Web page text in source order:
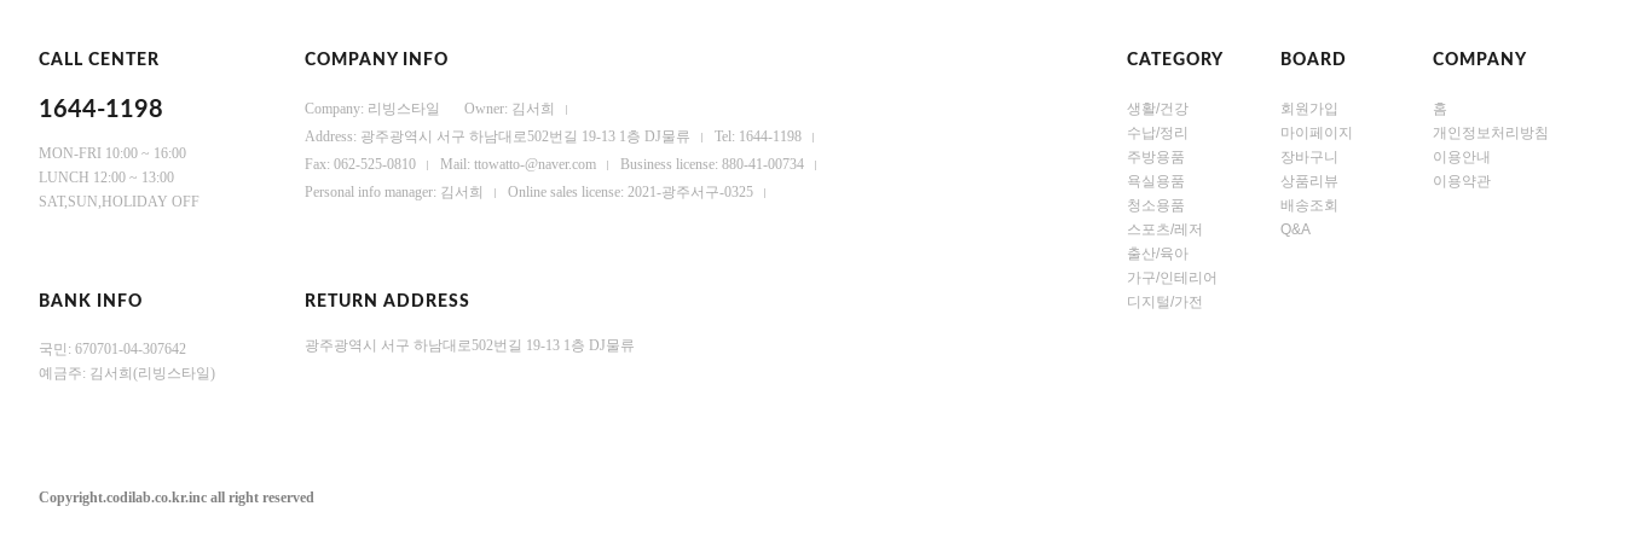
CALL CENTER
1644-1198
MON-FRI 10:00 ~ 16:00
LUNCH 12:00 ~ 13:00
SAT,SUN,HOLIDAY OFF
BANK INFO
국민: 670701-04-307642
예금주: 김서희(리빙스타일)
COMPANY INFO
Company: 리빙스타일
Owner: 김서희
Address: 광주광역시 서구 하남대로502번길 19-13 1층 DJ물류
Tel: 1644-1198
Fax: 062-525-0810
Mail: ttowatto-@naver.com
Business license: 880-41-00734
Personal info manager: 김서희
Online sales license: 2021-광주서구-0325
RETURN ADDRESS
광주광역시 서구 하남대로502번길 19-13 1층 DJ물류
CATEGORY
생활/건강
수납/정리
주방용품
욕실용품
청소용품
스포츠/레저
출산/육아
가구/인테리어
디지털/가전
BOARD
회원가입
마이페이지
장바구니
상품리뷰
배송조회
Q&A
COMPANY
홈
개인정보처리방침
이용안내
이용약관
Copyright.codilab.co.kr.inc all right reserved